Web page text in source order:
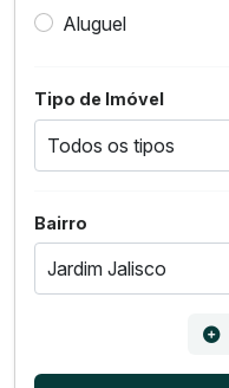
Aluguel
Tipo de Imóvel
Bairro